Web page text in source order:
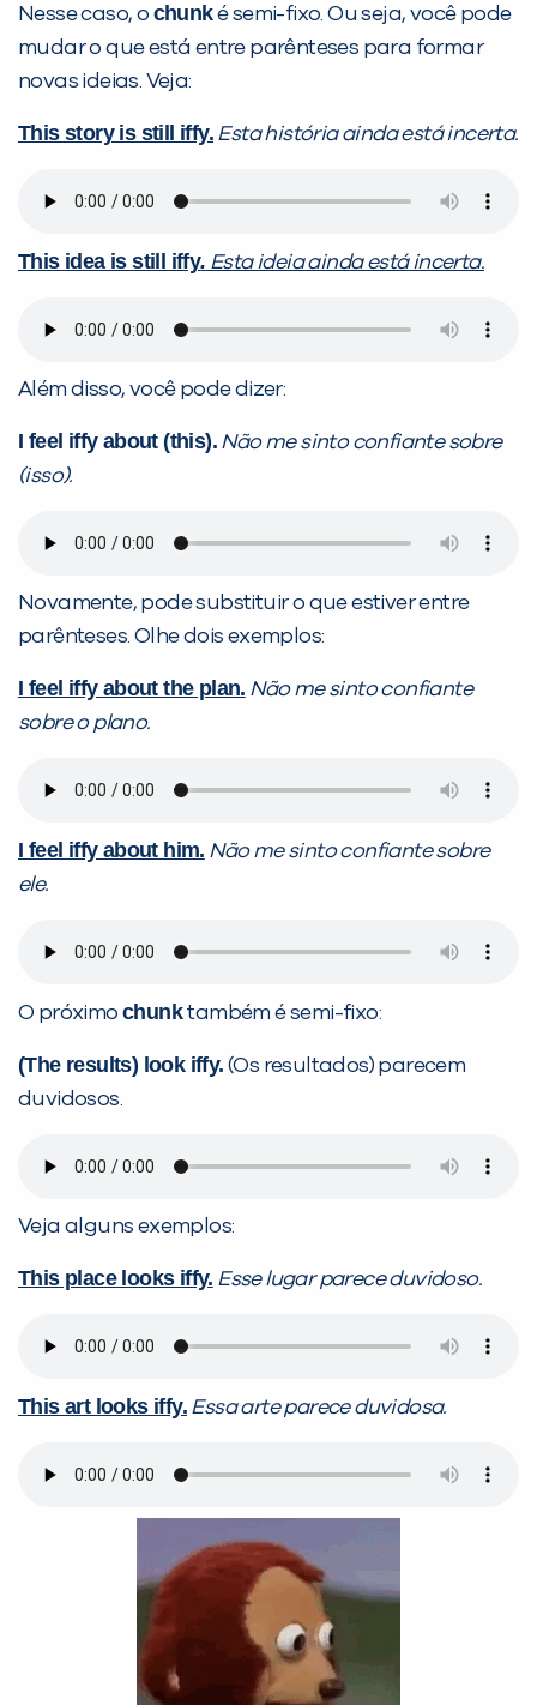
Nesse caso, o chunké semi-fixo. Ou seja, você pode
mudar o que está entre parênteses para formar
novas ideias. Veja:
This story is still iffy. Esta história ainda está incerta.
This idea is still iffy. Esta ideia ainda está incerta.
Além disso, você pode dizer:
I feel iffy about (this). Não me sinto confiante sobre
(isso).
Novamente, pode substituir o que estiver entre
parênteses. Olhe dois exemplos:
I feel iffy about the plan. Não me sinto confiante
sobre o plano.
I feel iffy about him. Não me sinto confiante sobre
ele.
O próximo chunktambém é semi-fixo:
(The results) look iffy. (Os resultados) parecem
duvidosos.
Veja alguns exemplos:
This place looks iffy. Esse lugar parece duvidoso.
This art looks iffy. Essa arte parece duvidosa.